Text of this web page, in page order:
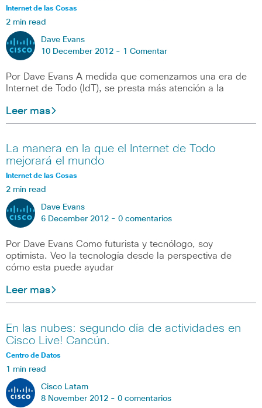
Internet de las Cosas
2 min read
Dave Evans
10 December 2012 - 1 Comentar
Por Dave Evans A medida que comenzamos una era de
Internet de Todo (IdT), se presta más atención a la
Leer mas
La manera en la que el Internet de Todo
mejorará el mundo
Internet de las Cosas
2 min read
Dave Evans
6 December 2012 - 0 comentarios
Por Dave Evans Como futurista y tecnólogo, soy
optimista. Veo la tecnología desde la perspectiva de
cómo esta puede ayudar
Leer mas
En las nubes: segundo día de actividades en
Cisco Live! Cancún.
Centro de Datos
1 min read
Cisco Latam
8 November 2012 - 0 comentarios